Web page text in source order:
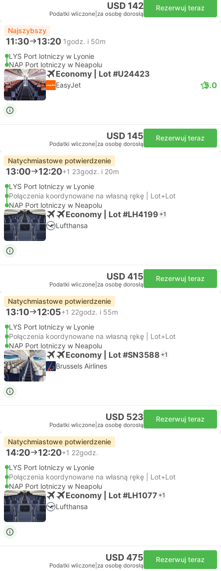
USD 142
Podatki wliczone za osobę dorosłą
Rezerwuj teraz
Najszybszy
11:30 13:20 1godz. i 50m
LYS Port lotniczy w Lyonie
NAP Port lotniczy w Neapolu
Economy | Lot #U24423
EasyJet 5.0
USD 145
Podatki wliczone za osobę dorosłą
Rezerwuj teraz
Natychmiastowe potwierdzenie
13:00 12:20+1 23godz. i 20m
LYS Port lotniczy w Lyonie
Połączenia koordynowane na własną rękę | Lot+Lot
NAP Port lotniczy w Neapolu
Economy | Lot #LH4199 +1
Lufthansa
USD 415
Podatki wliczone za osobę dorosłą
Rezerwuj teraz
Natychmiastowe potwierdzenie
13:10 12:05+1 22godz. i 55m
LYS Port lotniczy w Lyonie
Połączenia koordynowane na własną rękę | Lot+Lot
NAP Port lotniczy w Neapolu
Economy | Lot #SN3588 +1
Brussels Airlines
USD 523
Podatki wliczone za osobę dorosłą
Rezerwuj teraz
Natychmiastowe potwierdzenie
14:20 12:20+1 22godz.
LYS Port lotniczy w Lyonie
Połączenia koordynowane na własną rękę | Lot+Lot
NAP Port lotniczy w Neapolu
Economy | Lot #LH1077 +1
Lufthansa
USD 475
Podatki wliczone za osobę dorosłą
Rezerwuj teraz